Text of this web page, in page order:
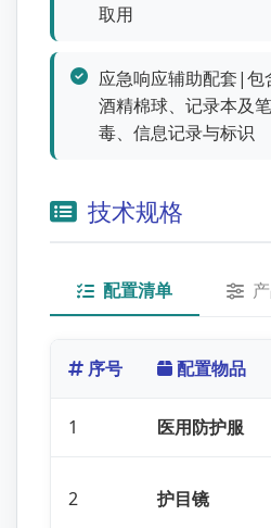
取用
应急响应辅助配套|包
酒精棉球、记录本及
毒、信息记录与标识
技术规格
配置清单
序号 配置物品
1 医用防护服
2 护目镜